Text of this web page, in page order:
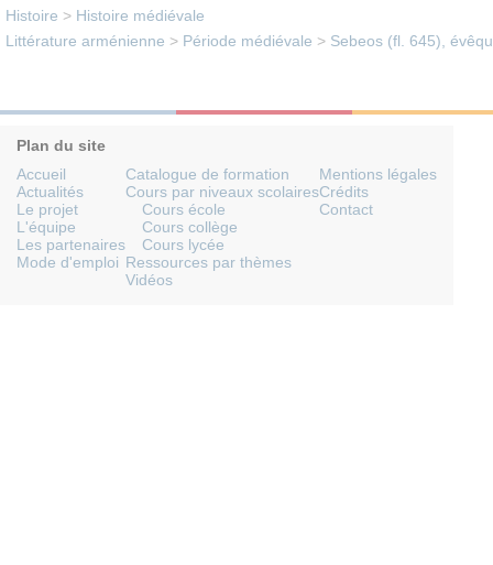
Histoire > Histoire médiévale
Littérature arménienne > Période médiévale > Sebeos (fl. 645),
Plan du site
Accueil
Actualités
Le projet
L'équipe
Les partenaires
Mode d'emploi
Catalogue de formation
Cours par niveaux scolaires
Cours école
Cours collège
Cours lycée
Ressources par thèmes
Vidéos
Mentions légales
Crédits
Contact